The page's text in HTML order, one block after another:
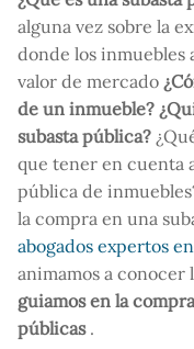
alguna vez sobre la
donde los inmuebles
valor de mercado
de un inmueble?
subasta pública?
que tener en cuenta
pública de
la compra en una
abogados expertos
animamos a conocer
guiamos en la
públicas .